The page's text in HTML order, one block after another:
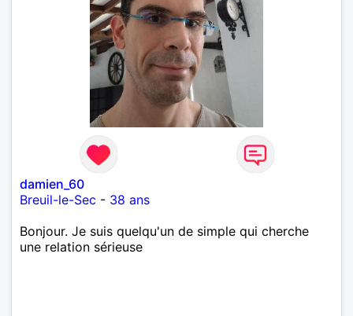
damien_60
Breuil-le-Sec - 38 ans
Bonjour. Je suis quelqu'un de simple qui cherche
une relation sérieuse